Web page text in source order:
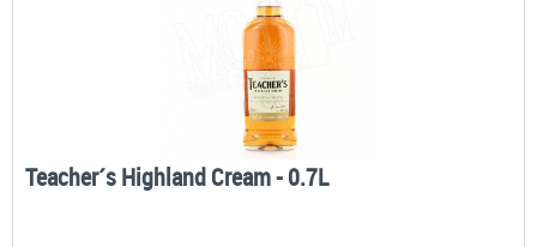
Teacher´s Highland Cream - 0.7L